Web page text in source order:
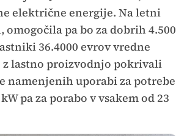
električne energije. Na letni
pa bo za dobrih 4.500
36.4000 evrov vredne
z lastno proizvodnjo pokrivali
namenjenih uporabi za potrebe
pa za porabo v vsakem od 23